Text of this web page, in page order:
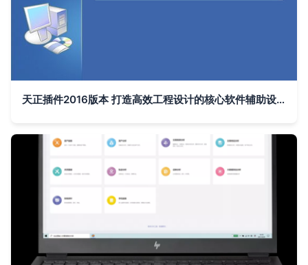
天正插件2016版本 打造高效工程设计的核心软件辅助设备